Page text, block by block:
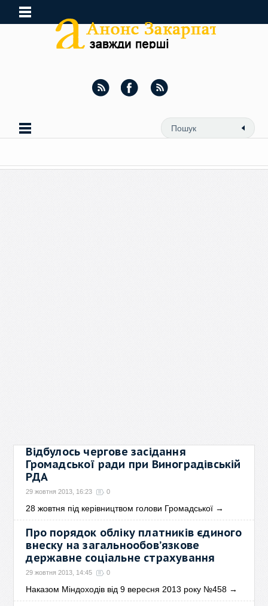
Відбулось чергове засідання
Громадської ради при Виноградівській
РДА
29 жовтня 2013, 16:23 0
28 жовтня під керівництвом голови Громадської →
Про порядок обліку платників єдиного
внеску на загальнообов’язкове
державне соціальне страхування
29 жовтня 2013, 14:45 0
Наказом Міндоходів від 9 вересня 2013 року №458 →